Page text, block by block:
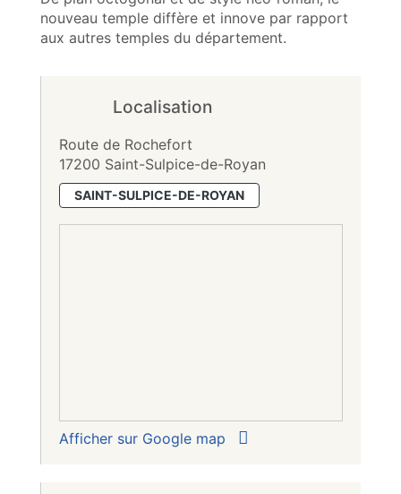
nouveau temple diffère et innove par rapport
aux autres temples du département.
Localisation
Route de Rochefort
17200 Saint-Sulpice-de-Royan
SAINT-SULPICE-DE-ROYAN
Afficher sur Google map